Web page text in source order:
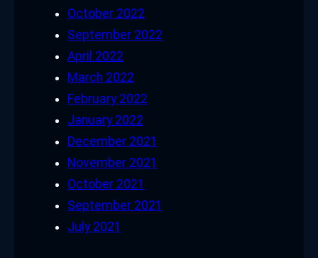
October 2022
September 2022
April 2022
March 2022
February 2022
January 2022
December 2021
November 2021
October 2021
September 2021
July 2021